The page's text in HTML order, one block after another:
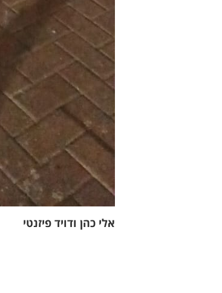
אלי כהן ודויד פיזנטי